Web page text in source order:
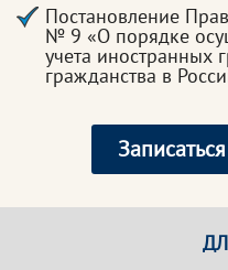
Постановление
№ 9 «О порядке
учета иностранных
гражданства в